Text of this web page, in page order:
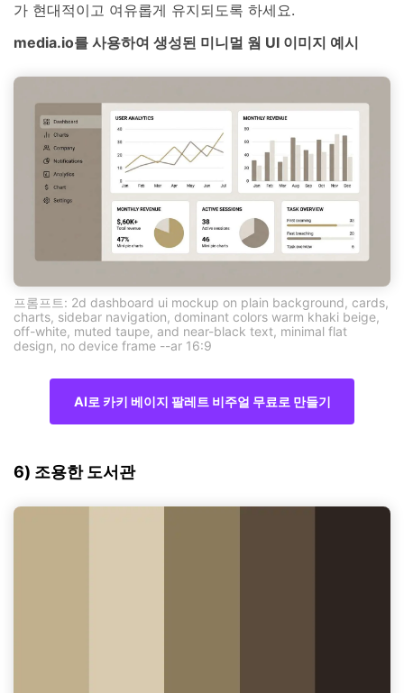
가 현대적이고 여유롭게 유지되도록 하세요.
media.io를 사용하여 생성된 미니멀 웜 UI 이미지 예시
프롬프트: 2d dashboard ui mockup on plain background, cards,
charts, sidebar navigation, dominant colors warm khaki beige,
off-white, muted taupe, and near-black text, minimal flat
design, no device frame --ar 16:9
AI로 카키 베이지 팔레트 비주얼 무료로 만들기
6) 조용한 도서관